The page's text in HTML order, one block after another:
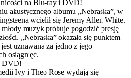
nicości na Blu-ray i DVD!
akustycznego albumu „Nebraska”, w
wcielił się Jeremy Allen White.
muzyk próbuje pogodzić presję
„Nebraska” okazała się punktem
uznawana za jedno z jego
osiągnięć.
DVD!
Ivy i Theo Rose wydają się